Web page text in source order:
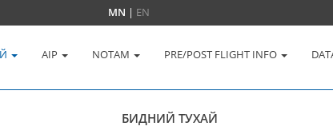
MN | EN
AIP NOTAM PRE/POST FLIGHT INFO
БИДНИЙ ТУХАЙ